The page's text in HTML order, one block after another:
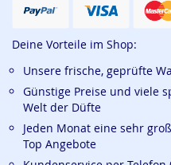
Deine Vorteile im Shop:
Unsere frische, geprüfte
Günstige Preise und viele
Welt der Düfte
Jeden Monat eine sehr
Top Angebote